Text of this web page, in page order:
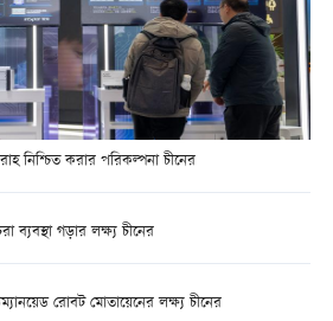
নিশ্চিত করার পরিকল্পনা চীনের
গড়ার লক্ষ্য চীনের
রোবট মোতায়েনের লক্ষ্য চীনের